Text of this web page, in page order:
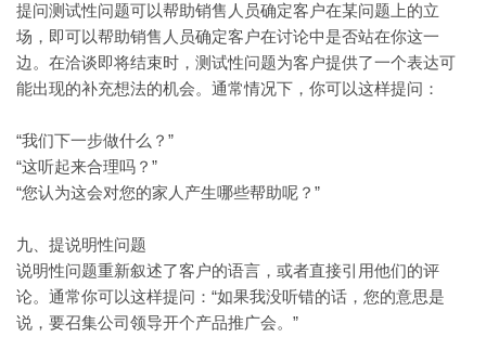
提问测试性问题可以帮助销售人员确定客户在某问题上的立
场，即可以帮助销售人员确定客户在讨论中是否站在你这一
边。在洽谈即将结束时，测试性问题为客户提供了一个表达可
能出现的补充想法的机会。通常情况下，你可以这样提问：
“我们下一步做什么？”
“这听起来合理吗？”
“您认为这会对您的家人产生哪些帮助呢？”
九、提说明性问题
说明性问题重新叙述了客户的语言，或者直接引用他们的评
论。通常你可以这样提问： “如果我没听错的话，您的意思是
说，要召集公司领导开个产品推广会。”